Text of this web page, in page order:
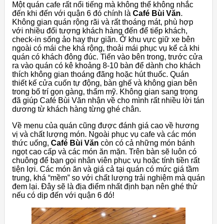
Một quán cafe rất nổi tiếng mà không thể không nhắc
đến khi đến với quận 6 đó chính là Café Bùi Văn.
Không gian quán rộng rãi và rất thoáng mát, phù hợp
với nhiều đối tượng khách hàng đến để tiếp khách,
check-in sống ảo hay thư giãn. Ở khu vực giữ xe bên
ngoài có mái che khá rộng, thoải mái phục vụ kể cả khi
quán có khách đông đúc. Tiến vào bên trong, trước cửa
ra vào quán có kê khoảng 8-10 bàn để dành cho khách
thích không gian thoáng đãng hoặc hút thuốc. Quán
thiết kế cửa cuốn tự động, bàn ghế và không gian bên
trong bố trí gọn gàng, thẩm mỹ. Không gian sang trọng
đã giúp Café Bùi Văn nhận về cho mình rất nhiều lời tán
dương từ khách hàng từng ghé chân.
Về menu của quán cũng được đánh giá cao về hương
vị và chất lượng món. Ngoài phục vụ cafe và các món
thức uống, Café Bùi Văn còn có cả những món bánh
ngọt cao cấp và các món ăn mặn. Trên bàn sẽ luôn có
chuông để bạn gọi nhân viên phục vụ hoặc tính tiền rất
tiện lợi. Các món ăn và giá cả tại quán có mức giá tầm
trung, khá “mềm” so với chất lượng trải nghiệm mà quán
đem lại. Đây sẽ là địa điểm nhất định bạn nên ghé thử
nếu có dịp đến với quận 6 đó!